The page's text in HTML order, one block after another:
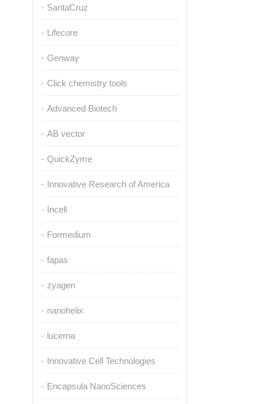
SantaCruz
Lifecore
Genway
Click chemistry tools
Advanced Biotech
AB vector
QuickZyme
Innovative Research of America
Incell
Formedium
fapas
zyagen
nanohelix
lucerna
Innovative Cell Technologies
Encapsula NanoSciences